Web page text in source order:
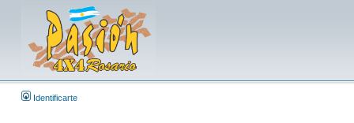
Identificarte